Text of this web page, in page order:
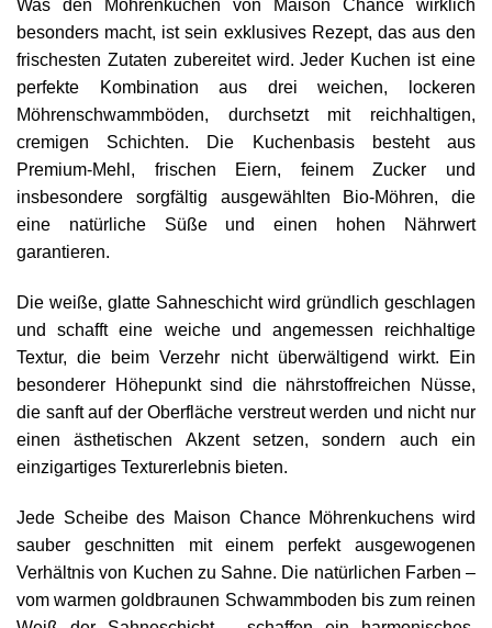
Was den Möhrenkuchen von Maison Chance wirklich
besonders macht, ist sein exklusives Rezept, das aus den
frischesten Zutaten zubereitet wird. Jeder Kuchen ist eine
perfekte Kombination aus drei weichen, lockeren
Möhrenschwammböden, durchsetzt mit reichhaltigen,
cremigen Schichten. Die Kuchenbasis besteht aus
Premium-Mehl, frischen Eiern, feinem Zucker und
insbesondere sorgfältig ausgewählten Bio-Möhren, die
eine natürliche Süße und einen hohen Nährwert
garantieren.
Die weiße, glatte Sahneschicht wird gründlich geschlagen
und schafft eine weiche und angemessen reichhaltige
Textur, die beim Verzehr nicht überwältigend wirkt. Ein
besonderer Höhepunkt sind die nährstoffreichen Nüsse,
die sanft auf der Oberfläche verstreut werden und nicht nur
einen ästhetischen Akzent setzen, sondern auch ein
einzigartiges Texturerlebnis bieten.
Jede Scheibe des Maison Chance Möhrenkuchens wird
sauber geschnitten mit einem perfekt ausgewogenen
Verhältnis von Kuchen zu Sahne. Die natürlichen Farben –
vom warmen goldbraunen Schwammboden bis zum reinen